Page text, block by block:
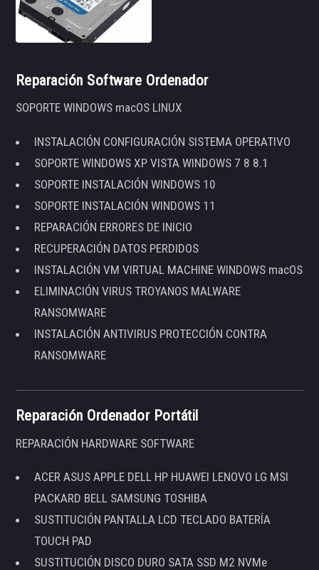
Reparación Software Ordenador
SOPORTE WINDOWS macOS LINUX
INSTALACIÓN CONFIGURACIÓN SISTEMA OPERATIVO
SOPORTE WINDOWS XP VISTA WINDOWS 7 8 8.1
SOPORTE INSTALACIÓN WINDOWS 10
SOPORTE INSTALACIÓN WINDOWS 11
REPARACIÓN ERRORES DE INICIO
RECUPERACIÓN DATOS PERDIDOS
INSTALACIÓN VM VIRTUAL MACHINE WINDOWS macOS
ELIMINACIÓN VIRUS TROYANOS MALWARE
RANSOMWARE
INSTALACIÓN ANTIVIRUS PROTECCIÓN CONTRA
RANSOMWARE
Reparación Ordenador Portátil
REPARACIÓN HARDWARE SOFTWARE
ACER ASUS APPLE DELL HP HUAWEI LENOVO LG MSI
PACKARD BELL SAMSUNG TOSHIBA
SUSTITUCIÓN PANTALLA LCD TECLADO BATERÍA
TOUCH PAD
SUSTITUCIÓN DISCO DURO SATA SSD M2 NVMe